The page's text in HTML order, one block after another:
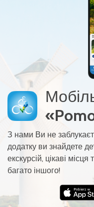
З нами Ви не
додатку ви знайдете
екскурсій, цікаві
багато іншого!